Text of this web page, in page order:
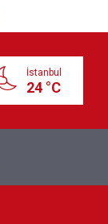
İstanbul
24 °C